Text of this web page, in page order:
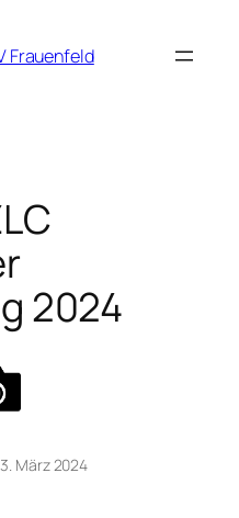
Frauenfeld
2024
3. März 2024